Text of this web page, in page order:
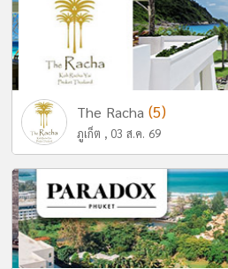
The Racha (5)
ภูเก็ต , 03 ส.ค. 69